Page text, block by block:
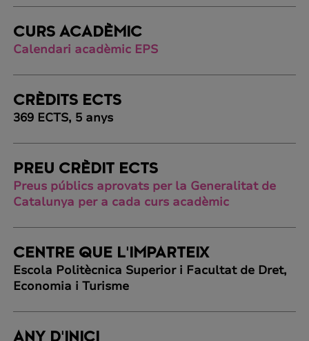
CURS ACADÈMIC
Calendari acadèmic EPS
CRÈDITS ECTS
369 ECTS, 5 anys
PREU CRÈDIT ECTS
Preus públics aprovats per la Generalitat de
Catalunya per a cada curs acadèmic
CENTRE QUE L'IMPARTEIX
Escola Politècnica Superior i Facultat de Dret,
Economia i Turisme